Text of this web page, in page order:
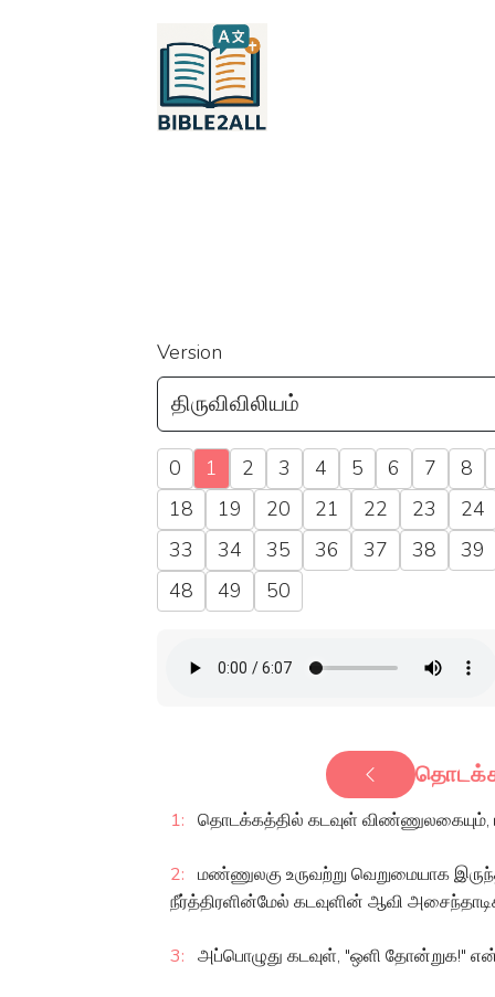
Version
0 1 2 3 4 5 6 7
8
18
19 20 21 22 23
24
33
34 35 36 37 38
39
48
49 50
1: தொடக்கத்தில் கடவுள்
2: மண்ணுலகு உருவற்று வெறுமையாக
நீர்த்திரளின்மேல் கடவுளின் ஆவி
3: அப்பொழுது கடவுள், "ஒளி தோன்றுக!"